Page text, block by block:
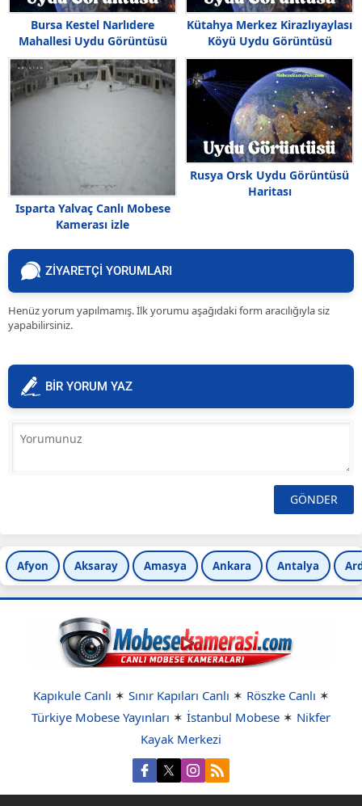
Bursa Kestel Narlıdere
Mahallesi Uydu Görüntüsü
Kütahya Merkez Kirazlıyaylası
Köyü Uydu Görüntüsü
Isparta Yalvaç Canlı Mobese
Kamerası izle
Rusya Orsk Uydu Görüntüsü
Haritası
ZİYARETÇİ YORUMLARI
Henüz yorum yapılmamış. İlk yorumu aşağıdaki form aracılığıyla siz
yapabilirsiniz.
BİR YORUM YAZ
Afyon Aksaray Amasya Ankara Antalya
Kapıkule Canlı ✶ Sınır Kapıları Canlı ✶ Röszke Canlı ✶
Türkiye Mobese Yayınları ✶ İstanbul Mobese ✶ Nikfer
Kayak Merkezi